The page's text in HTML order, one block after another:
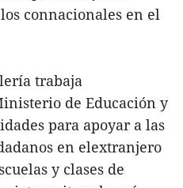
connacionales en el
trabaja
de Educación y
para apoyar a las
en elextranjero
y clases de